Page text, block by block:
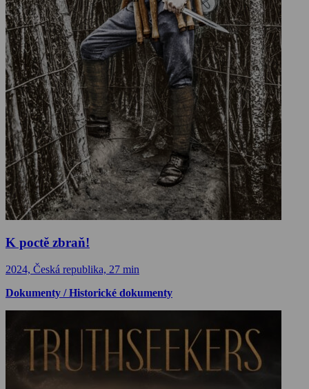
K poctě zbraň!
2024, Česká republika, 27 min
Dokumenty / Historické dokumenty